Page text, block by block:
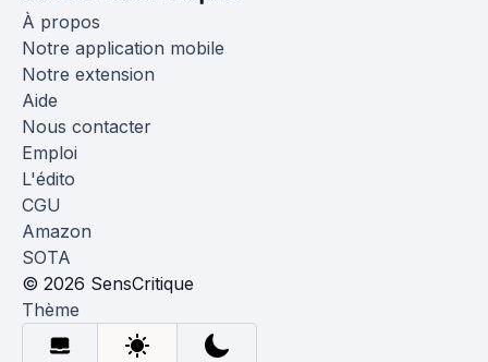
À propos
Notre application mobile
Notre extension
Aide
Nous contacter
Emploi
L'édito
CGU
Amazon
SOTA
© 2026 SensCritique
Thème